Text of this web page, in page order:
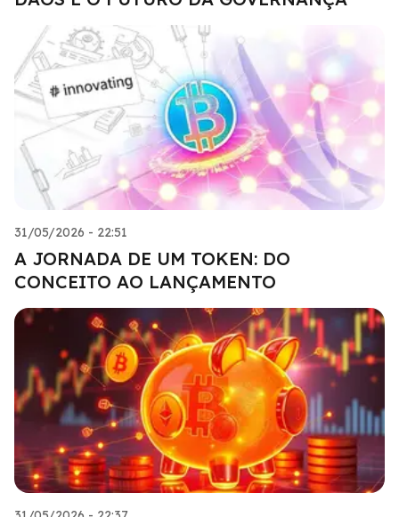
31/05/2026 - 22:51
A JORNADA DE UM TOKEN: DO
CONCEITO AO LANÇAMENTO